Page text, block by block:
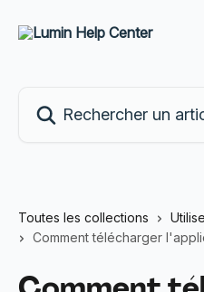
Toutes les collections
Comment télécharger